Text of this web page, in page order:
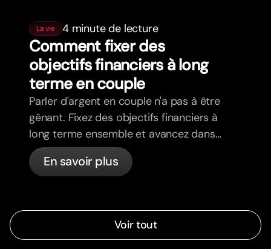
La vie 4 minute de lecture
Comment fixer des
objectifs financiers à long
terme en couple
Parler d'argent en couple n'a pas à être
gênant. Fixez des objectifs financiers à
long terme ensemble et avancez dans
la même direction.
En savoir plus
Voir tout